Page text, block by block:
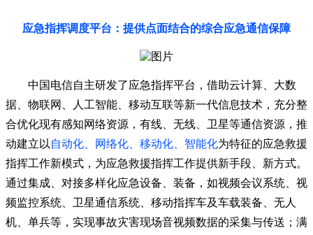
应急指挥调度平台：提供点面结合的综合应急通信保障
中国电信自主研发了应急指挥平台，借助云计算、大数
据、物联网、人工智能、移动互联等新一代信息技术，充分整
合优化现有感知网络资源，有线、无线、卫星等通信资源，推
动建立以 自动化、网络化、移动化、智能化为特征的应急救援
指挥工作新模式，为应急救援指挥工作提供新手段、新方式。
通过集成、对接多样化应急设备、装备，如视频会议系统、视
频监控系统、卫星通信系统、移动指挥车及车载装备、无人
机、单兵等，实现事故灾害现场音视频数据的采集与传送；满